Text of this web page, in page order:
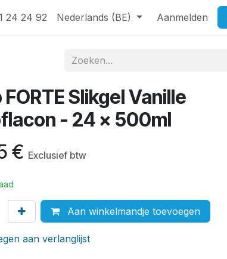
24 24 92 Nederlands (BE) Aanmelden
FORTE Slikgel Vanille
- 24 x 500ml
€ Exclusief btw
Aan winkelmandje toevoegen
aan verlanglijst